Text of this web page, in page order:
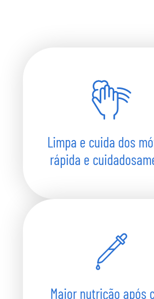
Limpa e cuida dos
rápida e
Maior nutrição após